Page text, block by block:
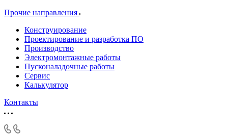
Прочие направления
Конструирование
Проектирование и разработка ПО
Производство
Электромонтажные работы
Пусконаладочные работы
Сервис
Калькулятор
Контакты